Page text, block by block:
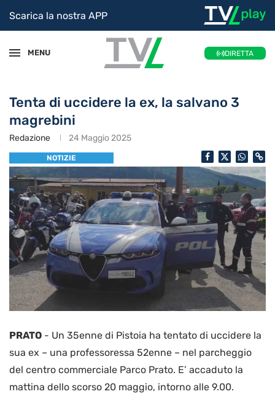
Scarica la nostra APP
MENU DIRETTA
Tenta di uccidere la ex, la salvano 3
magrebini
Redazione 24 Maggio 2025
NOTIZIE
PRATO - Un 35enne di Pistoia ha tentato di uccidere la
sua ex – una professoressa 52enne – nel parcheggio
del centro commerciale Parco Prato. E’ accaduto la
mattina dello scorso 20 maggio, intorno alle 9.00.